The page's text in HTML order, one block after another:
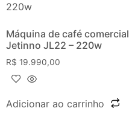
Máquina de café comercial
Jetinno JL22 – 220w
R$ 19.990,00
Adicionar ao carrinho